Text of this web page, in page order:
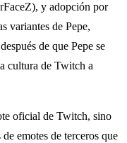
y adopción por
variantes de Pepe,
de que Pepe se
cultura de Twitch a
oficial de Twitch, sino
emotes de terceros que